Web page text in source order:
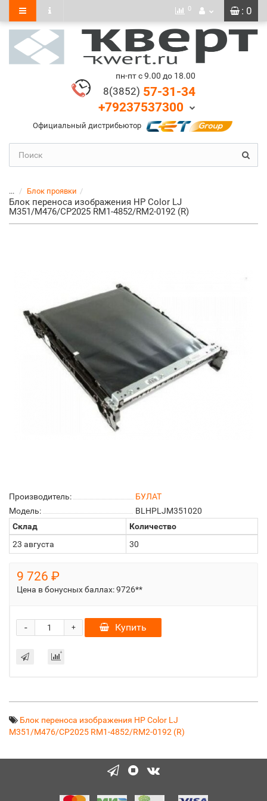
: 0
0
пн-пт с 9.00 до 18.00
8(3852) 57-31-34
+79237537300
Официальный дистрибьютор
... Блок проявки
Блок переноса изображения HP Color LJ
M351/M476/CP2025 RM1-4852/RM2-0192 (R)
Производитель:
БУЛАТ
Модель:
BLHPLJM351020
Склад
Количество
23 августа
30
9 726 ₽
Цена в бонусных баллах:9726**
+
- Купить
Блок переноса изображения HP Color LJ
M351/M476/CP2025 RM1-4852/RM2-0192 (R)